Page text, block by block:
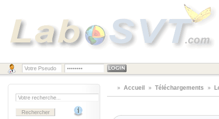
Accueil Téléchargements